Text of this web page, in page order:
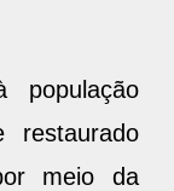
restaurado
meio da